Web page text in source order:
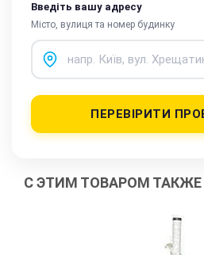
Введіть вашу адресу
Місто, вулиця та номер будинку
ПЕРЕВІРИТИ
С ЭТИМ ТОВАРОМ